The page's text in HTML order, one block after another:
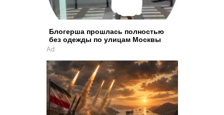
Блогерша прошлась полностью
без одежды по улицам Москвы
Ad